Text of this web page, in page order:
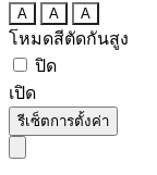
A A A
โหมดสีตัดกันสูง
ปิด
เปิด
รีเซ็ตการตั้งค่า